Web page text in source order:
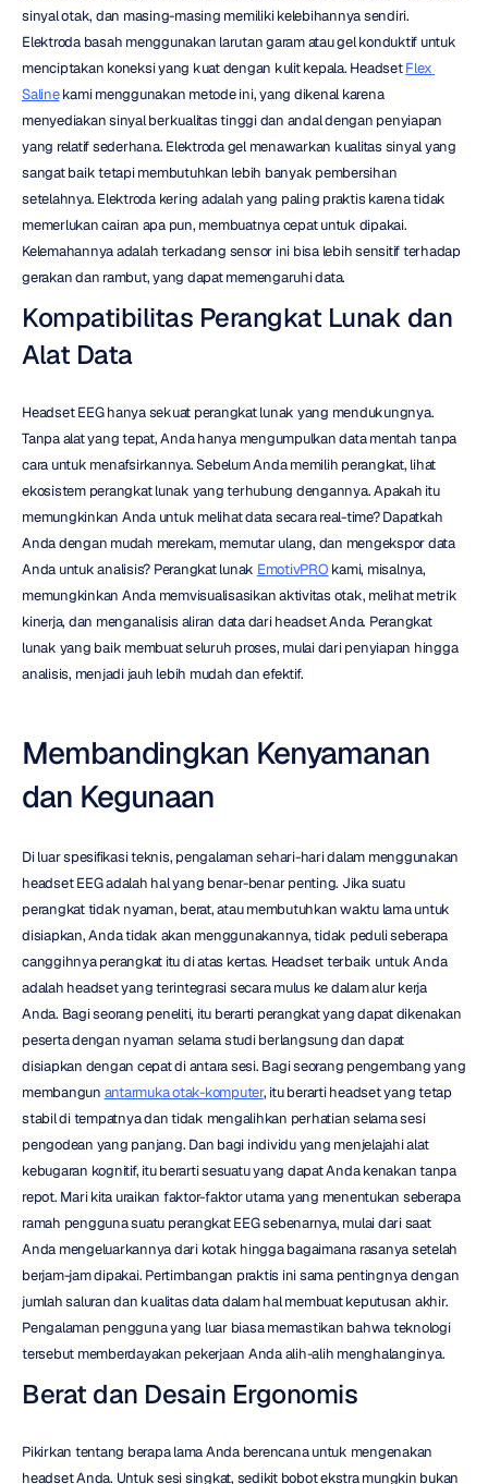
sinyal otak, dan masing-masing memiliki kelebihannya sendiri.
Elektroda basah menggunakan larutan garam atau gel konduktif untuk
menciptakan koneksi yang kuat dengan kulit kepala. Headset Flex
Saline kami menggunakan metode ini, yang dikenal karena
menyediakan sinyal berkualitas tinggi dan andal dengan penyiapan
yang relatif sederhana. Elektroda gel menawarkan kualitas sinyal yang
sangat baik tetapi membutuhkan lebih banyak pembersihan
setelahnya. Elektroda kering adalah yang paling praktis karena tidak
memerlukan cairan apa pun, membuatnya cepat untuk dipakai.
Kelemahannya adalah terkadang sensor ini bisa lebih sensitif terhadap
gerakan dan rambut, yang dapat memengaruhi data.
Kompatibilitas Perangkat Lunak dan
Alat Data
Headset EEG hanya sekuat perangkat lunak yang mendukungnya.
Tanpa alat yang tepat, Anda hanya mengumpulkan data mentah tanpa
cara untuk menafsirkannya. Sebelum Anda memilih perangkat, lihat
ekosistem perangkat lunak yang terhubung dengannya. Apakah itu
memungkinkan Anda untuk melihat data secara real-time? Dapatkah
Anda dengan mudah merekam, memutar ulang, dan mengekspor data
Anda untuk analisis? Perangkat lunak EmotivPRO kami, misalnya,
memungkinkan Anda memvisualisasikan aktivitas otak, melihat metrik
kinerja, dan menganalisis aliran data dari headset Anda. Perangkat
lunak yang baik membuat seluruh proses, mulai dari penyiapan hingga
analisis, menjadi jauh lebih mudah dan efektif.
Membandingkan Kenyamanan
dan Kegunaan
Di luar spesifikasi teknis, pengalaman sehari-hari dalam menggunakan
headset EEG adalah hal yang benar-benar penting. Jika suatu
perangkat tidak nyaman, berat, atau membutuhkan waktu lama untuk
disiapkan, Anda tidak akan menggunakannya, tidak peduli seberapa
canggihnya perangkat itu di atas kertas. Headset terbaik untuk Anda
adalah headset yang terintegrasi secara mulus ke dalam alur kerja
Anda. Bagi seorang peneliti, itu berarti perangkat yang dapat dikenakan
peserta dengan nyaman selama studi berlangsung dan dapat
disiapkan dengan cepat di antara sesi. Bagi seorang pengembang yang
membangun antarmuka otak-komputer, itu berarti headset yang tetap
stabil di tempatnya dan tidak mengalihkan perhatian selama sesi
pengodean yang panjang. Dan bagi individu yang menjelajahi alat
kebugaran kognitif, itu berarti sesuatu yang dapat Anda kenakan tanpa
repot. Mari kita uraikan faktor-faktor utama yang menentukan seberapa
ramah pengguna suatu perangkat EEG sebenarnya, mulai dari saat
Anda mengeluarkannya dari kotak hingga bagaimana rasanya setelah
berjam-jam dipakai. Pertimbangan praktis ini sama pentingnya dengan
jumlah saluran dan kualitas data dalam hal membuat keputusan akhir.
Pengalaman pengguna yang luar biasa memastikan bahwa teknologi
tersebut memberdayakan pekerjaan Anda alih-alih menghalanginya.
Berat dan Desain Ergonomis
Pikirkan tentang berapa lama Anda berencana untuk mengenakan
headset Anda. Untuk sesi singkat, sedikit bobot ekstra mungkin bukan